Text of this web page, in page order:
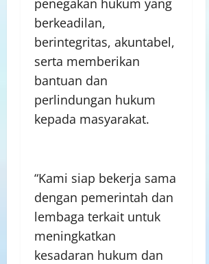
berkeadilan,
berintegritas, akuntabel,
serta memberikan
bantuan dan
perlindungan hukum
kepada masyarakat.
“Kami siap bekerja sama
dengan pemerintah dan
lembaga terkait untuk
meningkatkan
kesadaran hukum dan